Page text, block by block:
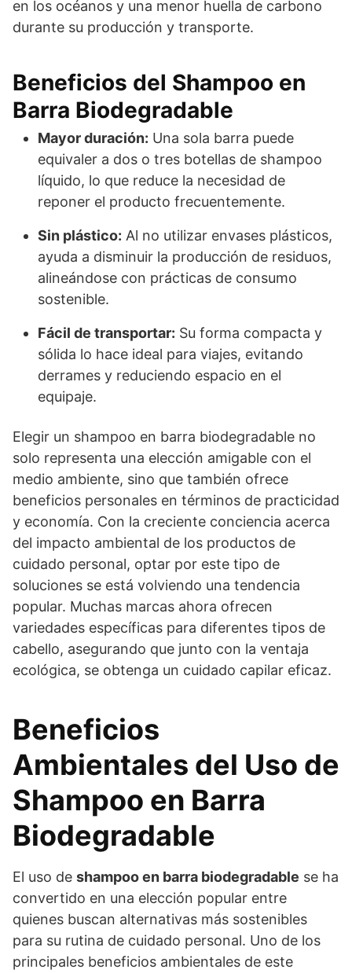
en los océanos y una menor huella de carbono
durante su producción y transporte.
Beneficios del Shampoo en
Barra Biodegradable
Mayor duración: Una sola barra puede
equivaler a dos o tres botellas de shampoo
líquido, lo que reduce la necesidad de
reponer el producto frecuentemente.
Sin plástico: Al no utilizar envases plásticos,
ayuda a disminuir la producción de residuos,
alineándose con prácticas de consumo
sostenible.
Fácil de transportar: Su forma compacta y
sólida lo hace ideal para viajes, evitando
derrames y reduciendo espacio en el
equipaje.
Elegir un shampoo en barra biodegradable no
solo representa una elección amigable con el
medio ambiente, sino que también ofrece
beneficios personales en términos de practicidad
y economía. Con la creciente conciencia acerca
del impacto ambiental de los productos de
cuidado personal, optar por este tipo de
soluciones se está volviendo una tendencia
popular. Muchas marcas ahora ofrecen
variedades específicas para diferentes tipos de
cabello, asegurando que junto con la ventaja
ecológica, se obtenga un cuidado capilar eficaz.
Beneficios
Ambientales del Uso de
Shampoo en Barra
Biodegradable
El uso de shampoo en barra biodegradable se ha
convertido en una elección popular entre
quienes buscan alternativas más sostenibles
para su rutina de cuidado personal. Uno de los
principales beneficios ambientales de este